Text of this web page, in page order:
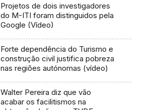
Projetos de dois investigadores
do M-ITI foram distinguidos pela
Google (Vídeo)
Forte dependência do Turismo e
construção civil justifica pobreza
nas regiões autónomas (vídeo)
Walter Pereira diz que vão
acabar os facilitismos na